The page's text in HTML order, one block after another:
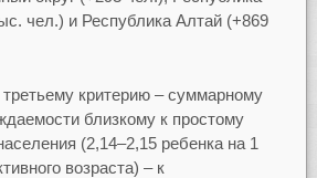
чел.) и Республика Алтай (+869
критерию – суммарному
близкому к простому
(2,14–2,15 ребенка на 1
возраста) – к